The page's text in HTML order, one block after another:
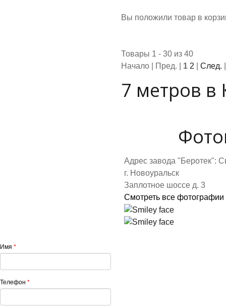
Вы положили товар в
Товары 1 - 30 из 40
Начало | Пред. | 1 2 След.
7 метров в
Адрес завода "Беротек":
г. Новоуральск
Заплотное шоссе д. 3
Смотреть все фотографии
Имя *
Телефон *